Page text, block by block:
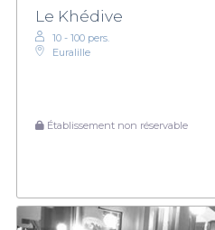
Le Khédive
10 - 100 pers.
Euralille
Établissement non réservable